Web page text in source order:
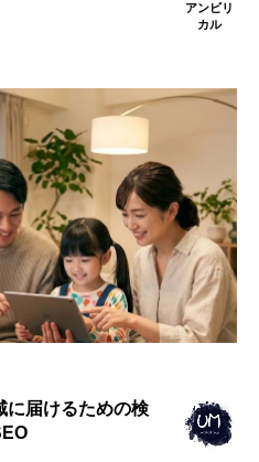
アンビリ
カル
に届けるための検